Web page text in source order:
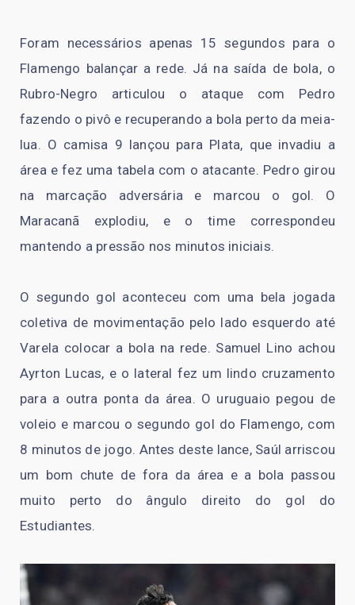
Foram necessários apenas 15 segundos para o
Flamengo balançar a rede. Já na saída de bola, o
Rubro-Negro articulou o ataque com Pedro
fazendo o pivô e recuperando a bola perto da meia-
lua. O camisa 9 lançou para Plata, que invadiu a
área e fez uma tabela com o atacante. Pedro girou
na marcação adversária e marcou o gol. O
Maracanã explodiu, e o time correspondeu
mantendo a pressão nos minutos iniciais.
O segundo gol aconteceu com uma bela jogada
coletiva de movimentação pelo lado esquerdo até
Varela colocar a bola na rede. Samuel Lino achou
Ayrton Lucas, e o lateral fez um lindo cruzamento
para a outra ponta da área. O uruguaio pegou de
voleio e marcou o segundo gol do Flamengo, com
8 minutos de jogo. Antes deste lance, Saúl arriscou
um bom chute de fora da área e a bola passou
muito perto do ângulo direito do gol do
Estudiantes.